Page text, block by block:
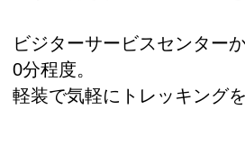
ビジターサービスセンター
0分程度。
軽装で気軽にトレッキング